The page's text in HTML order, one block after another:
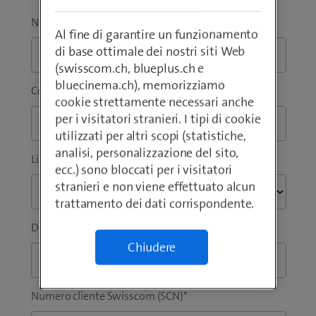
v
a
f
i
n
e
s
t
a
)
n
a
o
v
a
f
n
e
)
Nome
Cognome*
Lingua preferita*
Ditta / Istituzione*
Numero cliente Swisscom (SCN)*
Al fine di garantire un funzionamento
di base ottimale dei nostri siti Web
(swisscom.ch, blueplus.ch e
bluecinema.ch), memorizziamo
cookie strettamente necessari anche
per i visitatori stranieri. I tipi di cookie
utilizzati per altri scopi (statistiche,
analisi, personalizzazione del sito,
ecc.) sono bloccati per i visitatori
stranieri e non viene effettuato alcun
trattamento dei dati corrispondente.
Chiudere